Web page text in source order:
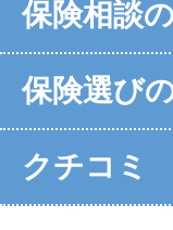
保険相談
保険選び
クチコミ